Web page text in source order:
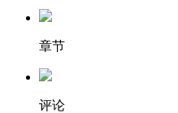
章节
评论